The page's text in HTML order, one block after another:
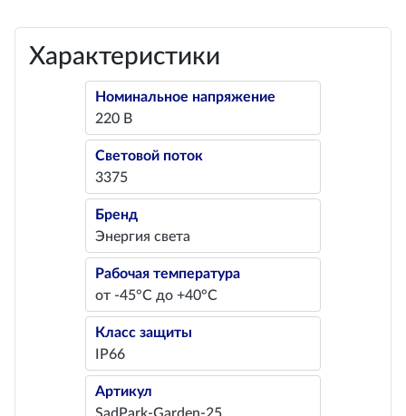
Характеристики
Номинальное напряжение
220 В
Световой поток
3375
Бренд
Энергия света
Рабочая температура
от -45°С до +40°С
Класс защиты
IP66
Артикул